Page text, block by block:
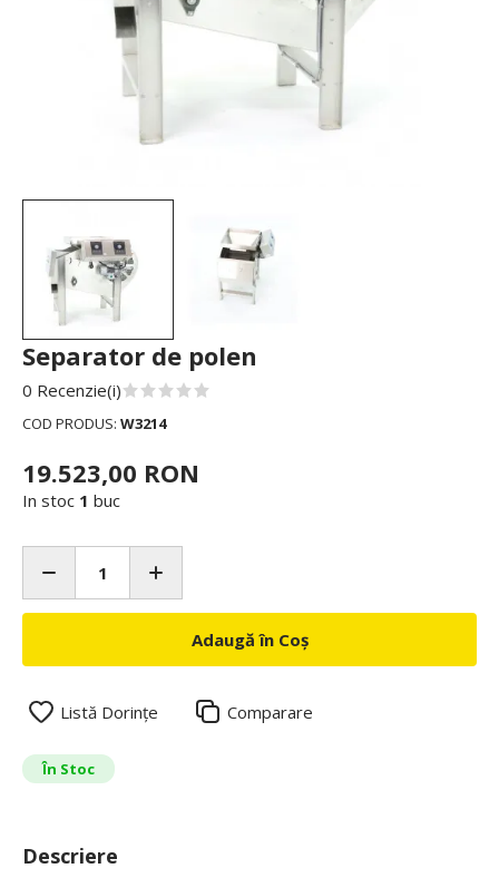
Separator de polen
0 Recenzie(i)
COD PRODUS: W3214
19.523,00 RON
In stoc 1 buc
Adaugă în Coș
Listă Dorințe Comparare
În Stoc
Descriere